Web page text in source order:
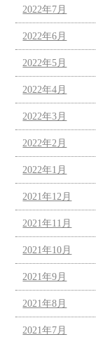
2022年7月
2022年6月
2022年5月
2022年4月
2022年3月
2022年2月
2022年1月
2021年12月
2021年11月
2021年10月
2021年9月
2021年8月
2021年7月